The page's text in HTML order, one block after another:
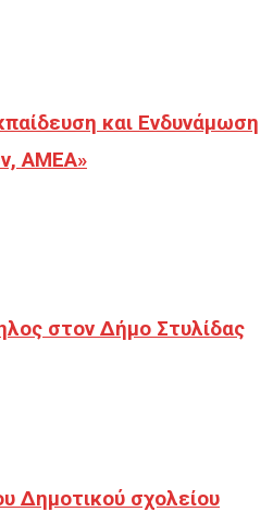
και Ενδυνάμωση
ΑΜΕΑ»
στον Δήμο Στυλίδας
Δημοτικού σχολείου